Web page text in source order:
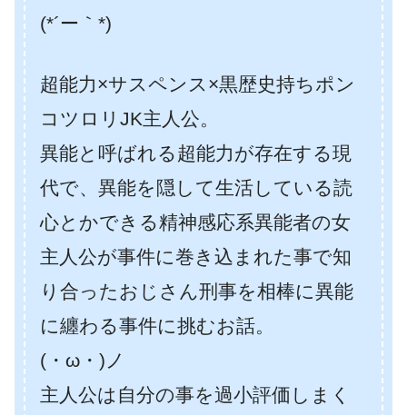
(*´ー｀*)
超能力×サスペンス×黒歴史持ちポン
コツロリJK主人公。
異能と呼ばれる超能力が存在する現
代で、異能を隠して生活している読
心とかできる精神感応系異能者の女
主人公が事件に巻き込まれた事で知
り合ったおじさん刑事を相棒に異能
に纏わる事件に挑むお話。
(・ω・)ノ
主人公は自分の事を過小評価しまく